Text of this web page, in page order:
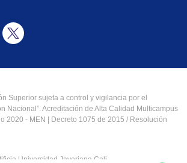
Superior sujeta a control y vigilancia por el
Nacional”. Acreditación de Alta Calidad Multicampus
2020 - MEN | Decreto 1075 de 2015 / Resolución
Universidad Javeriana Cali